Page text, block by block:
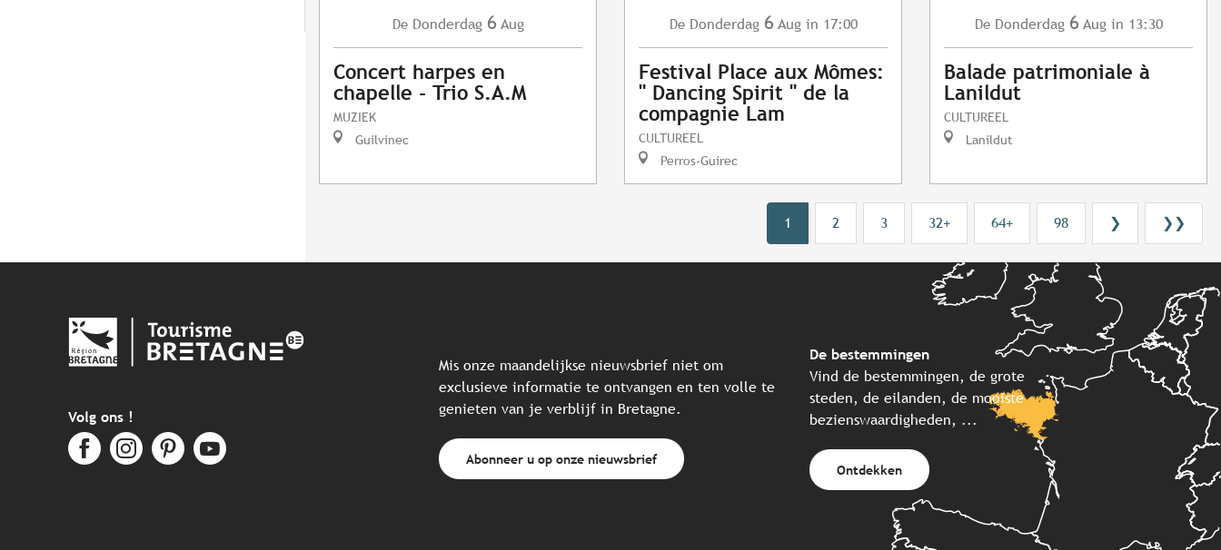
De Donderdag 6 Aug
Concert harpes en
chapelle - Trio S.A.M
MUZIEK
Guilvinec
De Donderdag 6 Aug in 17:00
Festival Place aux Mômes:
" Dancing Spirit " de la
compagnie Lam
CULTUREEL
Perros-Guirec
De Donderdag 6 Aug in 13:30
Balade patrimoniale à
Lanildut
CULTUREEL
Lanildut
1 2 3 32+ 64+ 98 ❯ ❯❯
Volg ons !
Mis onze maandelijkse nieuwsbrief niet om
exclusieve informatie te ontvangen en ten volle te
genieten van je verblijf in Bretagne.
Abonneer u op onze nieuwsbrief
De bestemmingen
Vind de bestemmingen, de grote
steden, de eilanden, de mooiste
bezienswaardigheden, ...
Ontdekken